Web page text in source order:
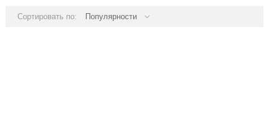
Сортировать по: Популярности